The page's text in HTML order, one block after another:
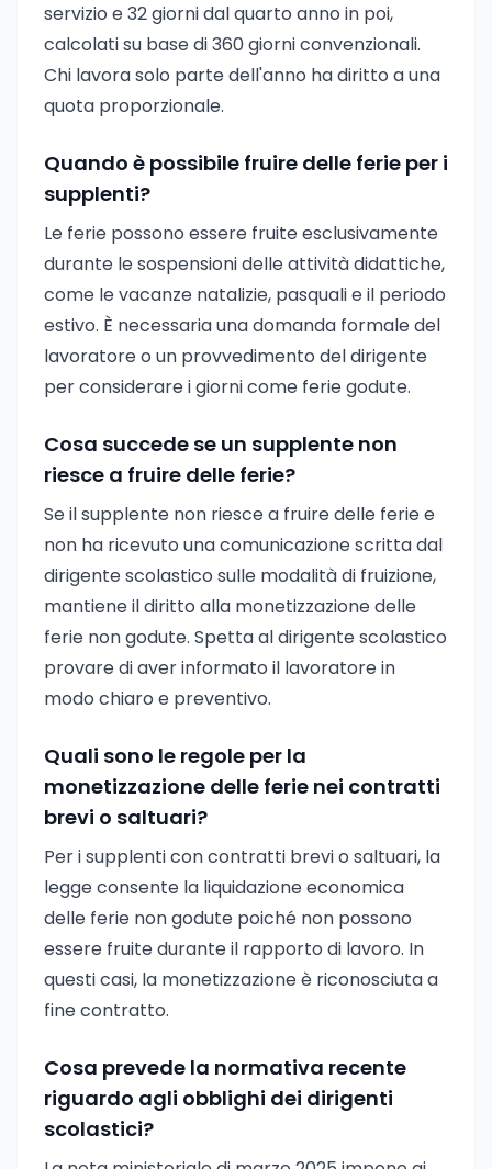
servizio e 32 giorni dal quarto anno in poi,
calcolati su base di 360 giorni convenzionali.
Chi lavora solo parte dell'anno ha diritto a una
quota proporzionale.
Quando è possibile fruire delle ferie per i
supplenti?
Le ferie possono essere fruite esclusivamente
durante le sospensioni delle attività didattiche,
come le vacanze natalizie, pasquali e il periodo
estivo. È necessaria una domanda formale del
lavoratore o un provvedimento del dirigente
per considerare i giorni come ferie godute.
Cosa succede se un supplente non
riesce a fruire delle ferie?
Se il supplente non riesce a fruire delle ferie e
non ha ricevuto una comunicazione scritta dal
dirigente scolastico sulle modalità di fruizione,
mantiene il diritto alla monetizzazione delle
ferie non godute. Spetta al dirigente scolastico
provare di aver informato il lavoratore in
modo chiaro e preventivo.
Quali sono le regole per la
monetizzazione delle ferie nei contratti
brevi o saltuari?
Per i supplenti con contratti brevi o saltuari, la
legge consente la liquidazione economica
delle ferie non godute poiché non possono
essere fruite durante il rapporto di lavoro. In
questi casi, la monetizzazione è riconosciuta a
fine contratto.
Cosa prevede la normativa recente
riguardo agli obblighi dei dirigenti
scolastici?